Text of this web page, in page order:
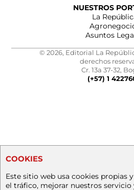
NUESTROS
La
Asuntos
© 2026, Editorial La
derechos
Cr. 13a 37-32,
(+57) 1
COOKIES
Este sitio web usa cookies propias
el tráfico, mejorar nuestros servicio